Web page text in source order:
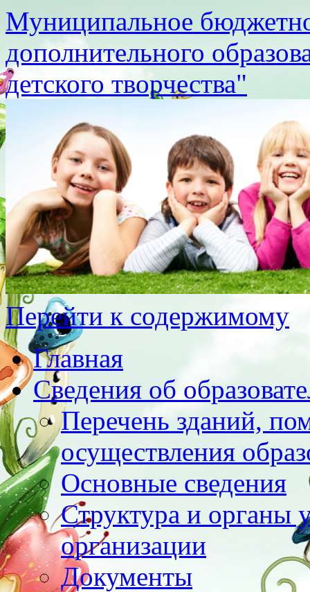
Муниципальное
дополнительного
детского творчества"
Перейти к содержимому
Главная
Сведения об
Перечень зданий,
осуществления
Основные сведения
Структура и органы
организации
Документы